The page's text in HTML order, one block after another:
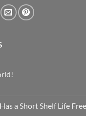
a Short Shelf Life